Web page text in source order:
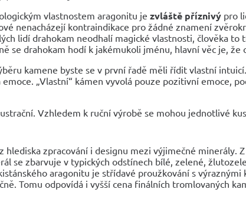
vlastnostem aragonitu je zvláště příznivý pro
nenacházejí kontraindikace pro žádné znamení
lidí drahokam neodhalí magické vlastnosti, člověka to
se drahokam hodí k jakémukoli jménu, hlavní věc je, že
kamene byste se v první řadě měli řídit vlastní
„Vlastní“ kámen vyvolá pouze pozitivní emoce,
Vzhledem k ruční výrobě se mohou jednotlivé
hlediska zpracování i designu mezi výjimečné minerály.
se zbarvuje v typických odstínech bílé, zelené,
aragonitu je střídavé proužkování s
Tomu odpovídá i vyšší cena finálních tromlovaných